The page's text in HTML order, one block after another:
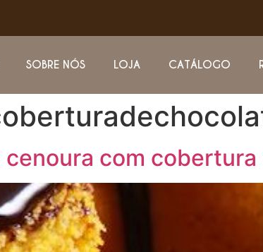
SOBRE NÓS LOJA CATÁLOGO
cenoura com